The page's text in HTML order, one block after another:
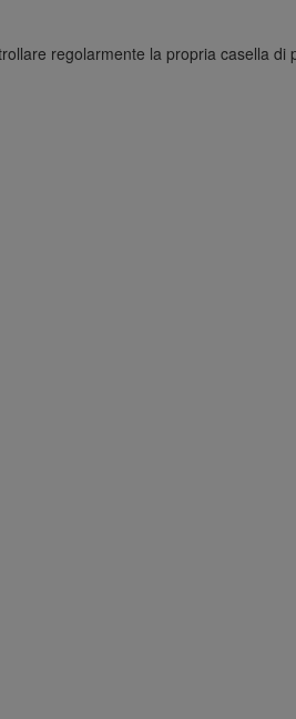
regolarmente la propria casella di